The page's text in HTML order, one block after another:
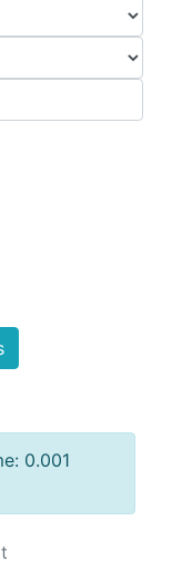
0.001